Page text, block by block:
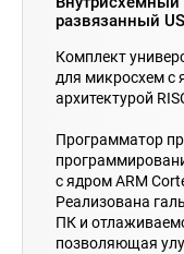
развязанный
Комплект
для микросхем с
архитектурой
Программатор
с ядром ARM
Реализована
ПК и
позволяющая